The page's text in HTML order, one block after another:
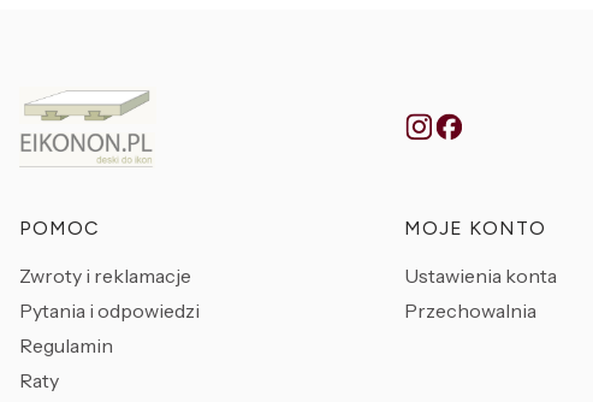
Linki w stopce
POMOC
Zwroty i reklamacje
Pytania i odpowiedzi
Regulamin
Raty
MOJE KONTO
Ustawienia konta
Przechowalnia